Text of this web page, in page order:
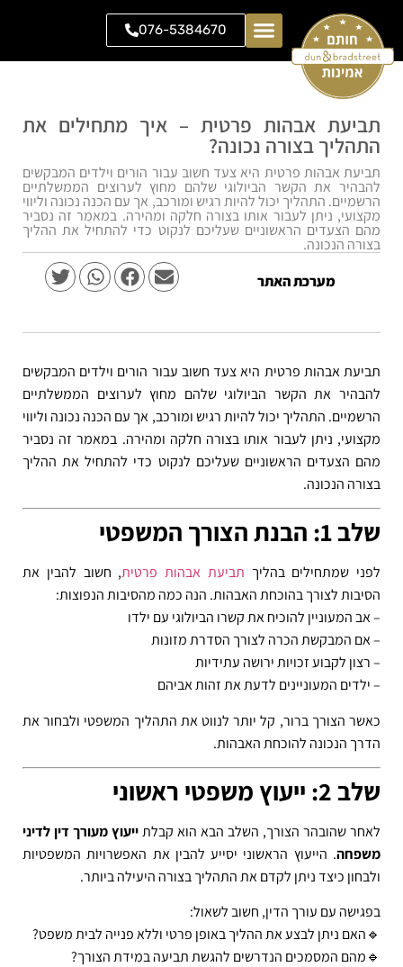
076-5384670
תביעת אבהות פרטית – איך מתחילים את
התהליך בצורה נכונה?
תביעת אבהות פרטית היא צעד חשוב עבור הורים וילדים המבקשים
להבהיר את הקשר הביולוגי שלהם מחוץ לערוצים הממשלתיים
הרשמיים. התהליך יכול להיות רגיש ומורכב, אך עם הכנה נכונה וליווי
מקצועי, ניתן לעבור אותו בצורה חלקה ומהירה. במאמר זה נסביר
מהם הצעדים הראשוניים שעליכם לנקוט כדי להתחיל את ההליך
בצורה הנכונה.
מערכת האתר
תביעת אבהות פרטית היא צעד חשוב עבור הורים וילדים המבקשים
להבהיר את הקשר הביולוגי שלהם מחוץ לערוצים הממשלתיים
הרשמיים. התהליך יכול להיות רגיש ומורכב, אך עם הכנה נכונה וליווי
מקצועי, ניתן לעבור אותו בצורה חלקה ומהירה. במאמר זה נסביר
מהם הצעדים הראשוניים שעליכם לנקוט כדי להתחיל את ההליך
בצורה הנכונה.
שלב 1: הבנת הצורך המשפטי
לפני שמתחילים בהליך תביעת אבהות פרטית, חשוב להבין את
הסיבות לצורך בהוכחת האבהות. הנה כמה מהסיבות הנפוצות:
– אב המעוניין להוכיח את קשרו הביולוגי עם ילדו
– אם המבקשת הכרה לצורך הסדרת מזונות
– רצון לקבוע זכויות ירושה עתידיות
– ילדים המעוניינים לדעת את זהות אביהם
כאשר הצורך ברור, קל יותר לנווט את התהליך המשפטי ולבחור את
הדרך הנכונה להוכחת האבהות.
שלב 2: ייעוץ משפטי ראשוני
לאחר שהובהר הצורך, השלב הבא הוא קבלתייעוץ מעורך דין לדיני
משפחה. הייעוץ הראשוני יסייע להבין את האפשרויות המשפטיות
ולבחון כיצד ניתן לקדם את התהליך בצורה היעילה ביותר.
בפגישה עם עורך הדין, חשוב לשאול:
🔹האם ניתן לבצע את ההליך באופן פרטי וללא פנייה לבית משפט?
🔹מהם המסמכים הנדרשים להגשת תביעה במידת הצורך?